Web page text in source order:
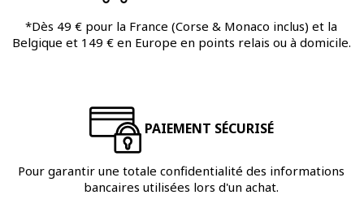
*Dès 49 € pour la France (Corse & Monaco inclus) et la
Belgique et 149 € en Europe en points relais ou à domicile.
PAIEMENT SÉCURISÉ
Pour garantir une totale confidentialité des informations
bancaires utilisées lors d'un achat.